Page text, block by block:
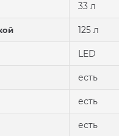
33 л
125 л
LED
есть
есть
есть